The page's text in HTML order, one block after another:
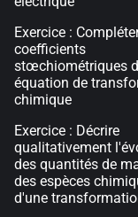
Exercice :
coefficients
stœchiométriques
équation de
chimique
Exercice : Décrire
qualitativement
des quantités de
des espèces
d'une